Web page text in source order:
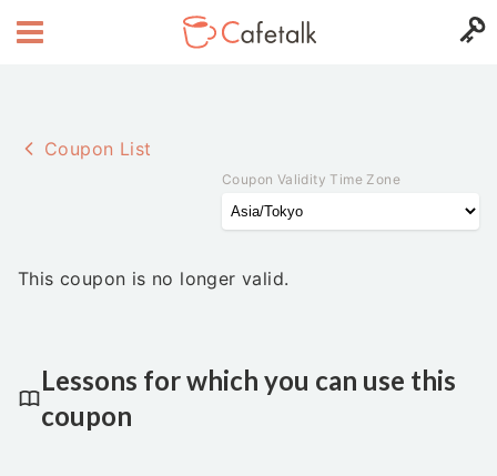
Coupon List
Coupon Validity Time Zone
This coupon is no longer valid.
Lessons for which you can use this
coupon